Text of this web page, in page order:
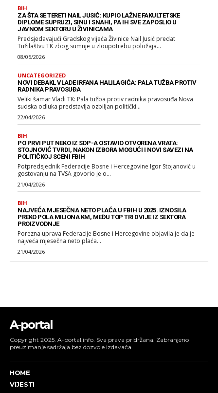
BIH
ZA ŠTA SE TERETI NAIL JUSIĆ: KUPIO LAŽNE FAKULTETSKE
DIPLOME SUPRUZI, SINU I SNAHI, PA IH SVE ZAPOSLIO U
JAVNOM SEKTORU U ŽIVINICAMA
Predsjedavajući Gradskog vijeća Živinice Nail Jusić predat
Tužilaštvu TK zbog sumnje u zloupotrebu položaja...
08/05/2026
UNCATEGORIZED
NOVI DEBAKL VLADE IRFANA HALILAGIĆA: PALA TUŽBA PROTIV
RADNIKA PRAVOSUĐA
Veliki šamar Vladi TK: Pala tužba protiv radnika pravosuđa Nova
sudska odluka predstavlja ozbiljan politički...
22/04/2026
BIH
PO PRVI PUT NEKO IZ SDP-A OSTAVIO OTVORENA VRATA:
STOJNOVIĆ TVRDI, NAKON IZBORA MOGUĆI I NOVI SAVEZI NA
POLITIČKOJ SCENI FBIH
Potpredsjednik Federacije Bosne i Hercegovine Igor Stojanović u
gostovanju na TVSA govorio je o...
21/04/2026
BIH
NAJVEĆA MJESEČNA NETO PLAĆA U FBIH U 2025. IZNOSILA
PREKO POLA MILIONA KM, MEĐU TOP TRI DVIJE IZ SEKTORA
PROIZVODNJE
Porezna uprava Federacije Bosne i Hercegovine objavila je da je
najveća mjesečna neto plaća...
21/04/2026
A-portal
Copyright 2025. A-portal.info. Sva prava pridržana. Zabranjeno
preuzimanje sadržaja bez dozvole izdavača.
HOME
VIJESTI